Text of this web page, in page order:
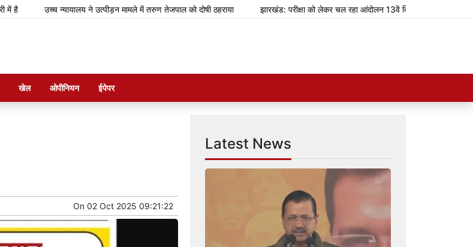
उच्च न्यायालय ने उत्पीड़न मामले में तरुण तेजपाल को दोषी ठहराया झारखंड: परीक्षा को लेकर चल रहा आंदोलन 13वें दिन में पहुंचा
खेल ओपीनियन ईपेपर
On 02 Oct 2025 09:21:22
Latest News